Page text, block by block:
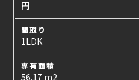
円
間取り
1LDK
専有面積
56.17 m2